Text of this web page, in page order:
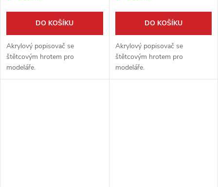
DO KOŠÍKU
Akrylový popisovač se
štětcovým hrotem pro
modeláře.
DO KOŠÍKU
Akrylový popisovač se
štětcovým hrotem pro
modeláře.